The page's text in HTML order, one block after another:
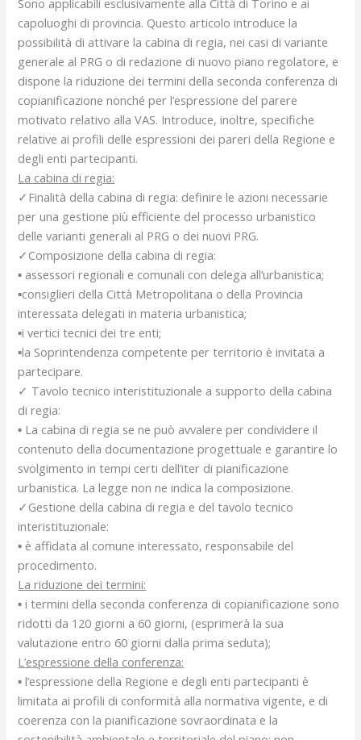
capoluoghi di provincia. Questo articolo introduce la
possibilità di attivare la cabina di regia, nei casi di variante
generale al PRG o di redazione di nuovo piano regolatore, e
dispone la riduzione dei termini della seconda conferenza di
copianificazione nonché per l’espressione del parere
motivato relativo alla VAS. Introduce, inoltre, specifiche
relative ai profili delle espressioni dei pareri della Regione e
degli enti partecipanti.
La cabina di regia:
✓Finalità della cabina di regia: definire le azioni necessarie
per una gestione più efficiente del processo urbanistico
delle varianti generali al PRG o dei nuovi PRG.
✓Composizione della cabina di regia:
▪ assessori regionali e comunali con delega all’urbanistica;
▪consiglieri della Città Metropolitana o della Provincia
interessata delegati in materia urbanistica;
▪i vertici tecnici dei tre enti;
▪la Soprintendenza competente per territorio è invitata a
partecipare.
✓ Tavolo tecnico interistituzionale a supporto della cabina
di regia:
▪ La cabina di regia se ne può avvalere per condividere il
contenuto della documentazione progettuale e garantire lo
svolgimento in tempi certi dell’iter di pianificazione
urbanistica. La legge non ne indica la composizione.
✓Gestione della cabina di regia e del tavolo tecnico
interistituzionale:
▪ è affidata al comune interessato, responsabile del
procedimento.
La riduzione dei termini:
▪ i termini della seconda conferenza di copianificazione sono
ridotti da 120 giorni a 60 giorni, (esprimerà la sua
valutazione entro 60 giorni dalla prima seduta);
L’espressione della conferenza:
▪ l’espressione della Regione e degli enti partecipanti è
limitata ai profili di conformità alla normativa vigente, e di
coerenza con la pianificazione sovraordinata e la